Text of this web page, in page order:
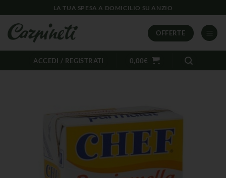
LA TUA SPESA A DOMICILIO SU ANZIO
OFFERTE
ACCEDI / REGISTRATI 0,00€